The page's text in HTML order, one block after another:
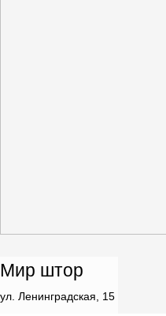
Мир штор
ул. Ленинградская, 15